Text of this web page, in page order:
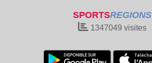
SPORTSREGIONS
1347049visites